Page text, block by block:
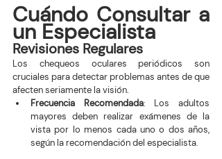
Cuándo Consultar a
un Especialista
Revisiones Regulares
Los chequeos oculares periódicos son
cruciales para detectar problemas antes de que
afecten seriamente la visión.
Frecuencia Recomendada: Los adultos
mayores deben realizar exámenes de la
vista por lo menos cada uno o dos años,
según la recomendación del especialista.